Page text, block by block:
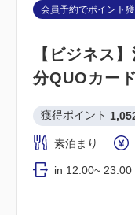
会員予約でポイント
【ビジネス
分QUOカー
獲得ポイント
素泊まり
in 12:00~